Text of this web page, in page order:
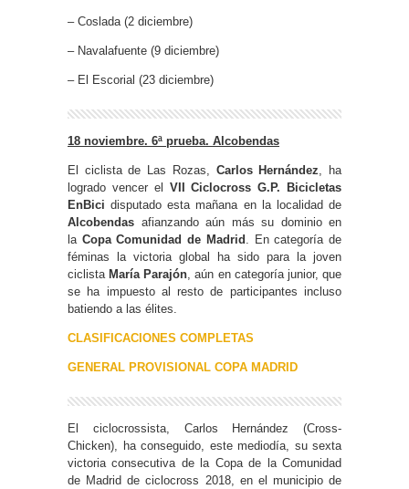
– Coslada (2 diciembre)
– Navalafuente (9 diciembre)
– El Escorial (23 diciembre)
18 noviembre. 6ª prueba. Alcobendas
El ciclista de Las Rozas, Carlos Hernández , ha
logrado vencer el VII Ciclocross G.P. Bicicletas
EnBici disputado esta mañana en la localidad de
Alcobendas afianzando aún más su dominio en
la Copa Comunidad de Madrid
. En categoría de
féminas la victoria global ha sido para la joven
ciclista María Parajón , aún en categoría junior, que
se ha impuesto al resto de participantes incluso
batiendo a las élites.
CLASIFICACIONES COMPLETAS
GENERAL PROVISIONAL COPA MADRID
El ciclocrossista, Carlos Hernández (Cross-
Chicken), ha conseguido, este mediodía, su sexta
victoria consecutiva de la Copa de la Comunidad
de Madrid de ciclocross 2018, en el municipio de